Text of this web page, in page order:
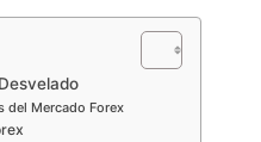
del Mercado Forex